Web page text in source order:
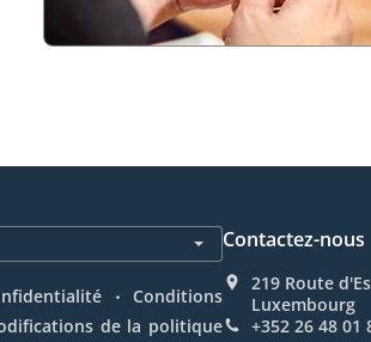
. Conditions
de la politique
Contactez-nous
219 Route
Luxembourg
+352 26 48 01